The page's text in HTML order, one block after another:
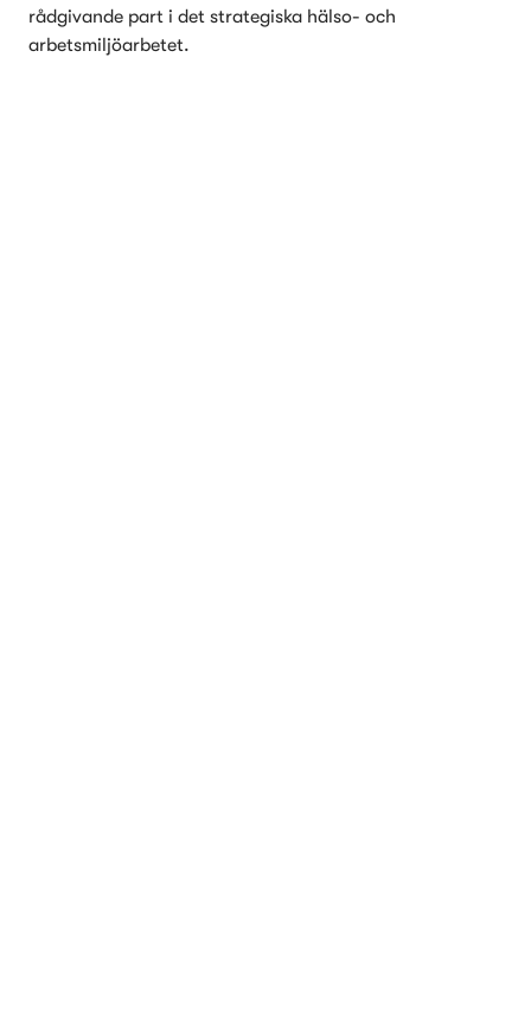
rådgivande part i det strategiska hälso- och
arbetsmiljöarbetet.